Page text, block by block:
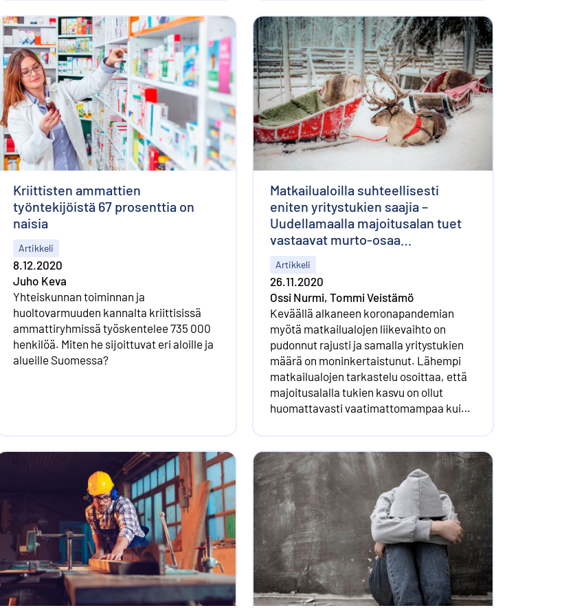
puuttuessa.
Kriittisten ammattien
työntekijöistä 67 prosenttia on
naisia
Artikkeli
8.12.2020
Juho Keva
Yhteiskunnan toiminnan ja
huoltovarmuuden kannalta kriittisissä
ammattiryhmissä työskentelee 735 000
henkilöä. Miten he sijoittuvat eri aloille ja
alueille Suomessa?
Matkailualoilla suhteellisesti
eniten yritystukien saajia –
Uudellamaalla majoitusalan tuet
vastaavat murto-osaa
Artikkeli
26.11.2020
Ossi Nurmi, Tommi Veistämö
Keväällä alkaneen koronapandemian
myötä matkailualojen liikevaihto on
pudonnut rajusti ja samalla yritystukien
määrä on moninkertaistunut. Lähempi
matkailualojen tarkastelu osoittaa, että
majoitusalalla tukien kasvu on ollut
huomattavasti vaatimattomampaa kuin